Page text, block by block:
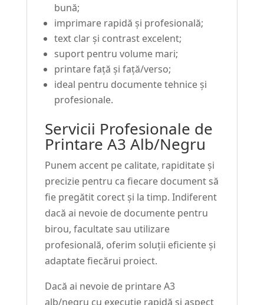
bună;
imprimare rapidă și profesională;
text clar și contrast excelent;
suport pentru volume mari;
printare față și față/verso;
ideal pentru documente tehnice și
profesionale.
Servicii Profesionale de
Printare A3 Alb/Negru
Punem accent pe calitate, rapiditate și
precizie pentru ca fiecare document să
fie pregătit corect și la timp. Indiferent
dacă ai nevoie de documente pentru
birou, facultate sau utilizare
profesională, oferim soluții eficiente și
adaptate fiecărui proiect.
Dacă ai nevoie de printare A3
alb/negru cu execuție rapidă și aspect